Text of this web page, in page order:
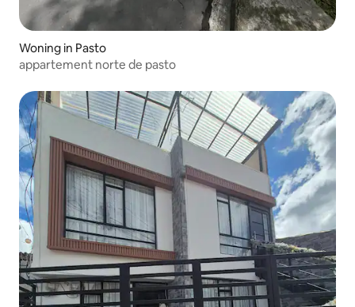
Woning in Pasto
appartement norte de pasto